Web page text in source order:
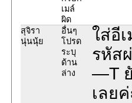
เมล์
ผิด
สุจิรา
นุ่นนุ้ย
อื่นๆ
โปรด
ระบุ
ด้าน
ล่าง
ใส่อี
รหัส
—T
เลย